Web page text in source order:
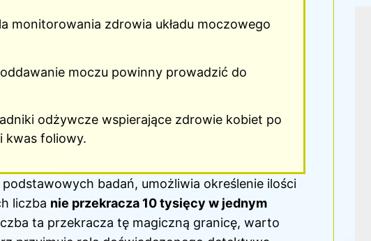
monitorowania zdrowia układu moczowego
moczu powinny prowadzić do
odżywcze wspierające zdrowie kobiet po
kwas foliowy.
badań, umożliwia określenie ilości
liczba nie przekracza 10 tysięcy w jednym
ta przekracza tę magiczną granicę, warto